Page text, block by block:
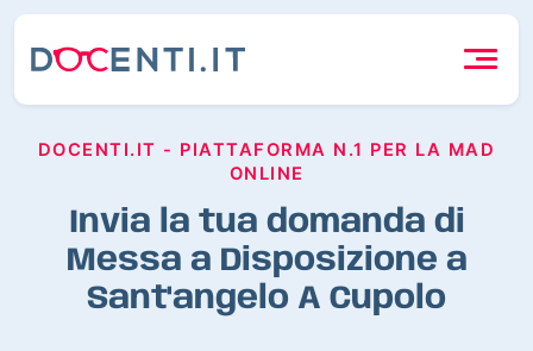
DOCENTI.IT - PIATTAFORMA N.1 PER LA MAD
ONLINE
Invia la tua domanda di
Messa a Disposizione a
Sant'angelo A Cupolo